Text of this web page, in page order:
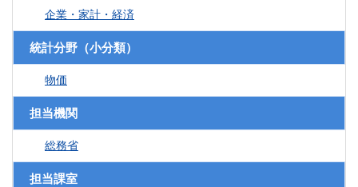
企業・家計・経済
統計分野（小分類）
物価
担当機関
総務省
担当課室